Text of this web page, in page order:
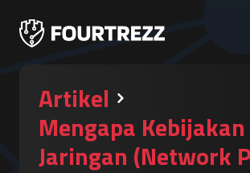
Artikel
Mengapa Kebijakan
Jaringan (Network